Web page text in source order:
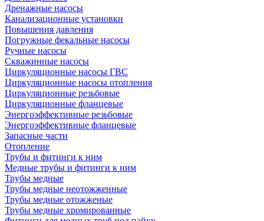
Дренажные насосы
Канализационные установки
Повышения давления
Погружные фекальные насосы
Ручные насосы
Скважинные насосы
Циркуляционные насосы ГВС
Циркуляционные насосы отопления
Циркуляционные резьбовые
Циркуляционные фланцевые
Энергоэффективные резьбовые
Энергоэффективные фланцевые
Запасные части
Отопление
Трубы и фитинги к ним
Медные трубы и фитинги к ним
Трубы медные
Трубы медные неотожженные
Трубы медные отожженые
Трубы медные хромированные